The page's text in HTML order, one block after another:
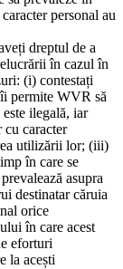
personal au
dreptul de a
în cazul în
(i) contestați
permite WVR să
ilegală, iar
cu caracter
utilizării lor; (iii)
în care se
asupra
destinatar căruia
orice
în care acest
eforturi
la acești